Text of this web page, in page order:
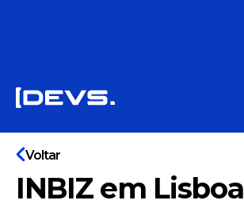
Voltar
INBIZ em Lisboa